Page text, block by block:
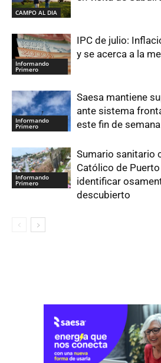
CAMPO AL DIA
Informando
Primero
IPC de julio:
y se acerca a la
Informando
Primero
Saesa mantiene
ante sistema
este fin de semana
Informando
Primero
Sumario sanitario
Católico de
identificar
descubierto